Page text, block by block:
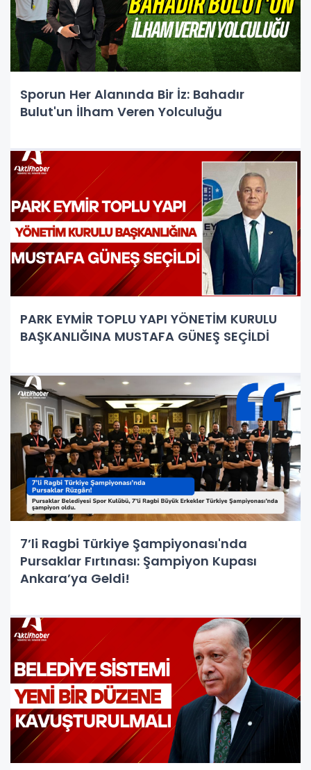
Sporun Her Alanında Bir İz: Bahadır
Bulut'un İlham Veren Yolculuğu
PARK EYMİR TOPLU YAPI YÖNETİM KURULU
BAŞKANLIĞINA MUSTAFA GÜNEŞ SEÇİLDİ
7’li Ragbi Türkiye Şampiyonası'nda
Pursaklar Fırtınası: Şampiyon Kupası
Ankara’ya Geldi!